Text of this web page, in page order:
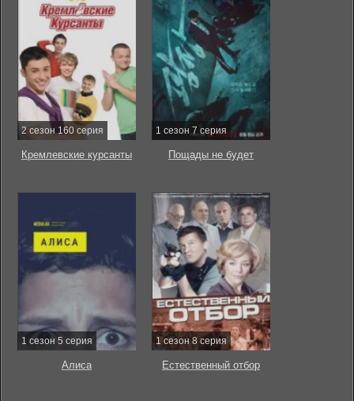
2 сезон 160 серия
Кремлевские курсанты
1 сезон 7 серия
Пощады не будет
1 сезон 5 серия
Алиса
1 сезон 8 серия
Естественный отбор